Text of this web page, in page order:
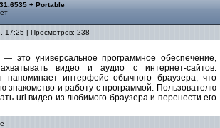
+ Portable
17:25 | Просмотров: 238
— это универсальное программное обеспечение,
видео и аудио с интернет-сайтов.
напоминает интерфейс обычного браузера, что
знакомство и работу с программой. Пользователю
url видео из любимого браузера и перенести его